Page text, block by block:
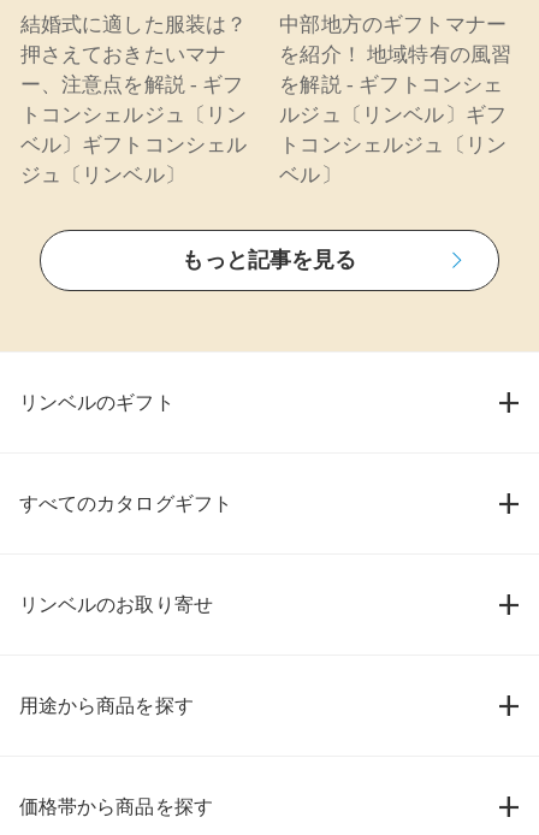
結婚式に適した服装は？
押さえておきたいマナ
ー、注意点を解説 - ギフ
トコンシェルジュ〔リン
ベル〕ギフトコンシェル
ジュ〔リンベル〕
中部地方のギフトマナー
を紹介！ 地域特有の風習
を解説 - ギフトコンシェ
ルジュ〔リンベル〕ギフ
トコンシェルジュ〔リン
ベル〕
もっと記事を見る
リンベルのギフト
すべてのカタログギフト
リンベルのお取り寄せ
用途から商品を探す
価格帯から商品を探す